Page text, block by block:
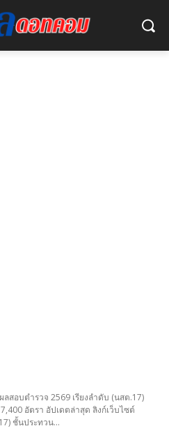
ลสอบตํารวจ 2569 เรียงลำดับ (นสต.17)
อัตรา อัปเดตล่าสุด ลิงก์เว็บไซต์
ชั้นประทวน...